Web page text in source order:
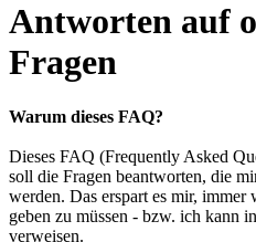
Antworten auf
Fragen
Warum dieses FAQ?
Dieses FAQ (Frequently Asked
soll die Fragen beantworten, die
werden. Das erspart es mir,
geben zu müssen - bzw. ich kann
verweisen.